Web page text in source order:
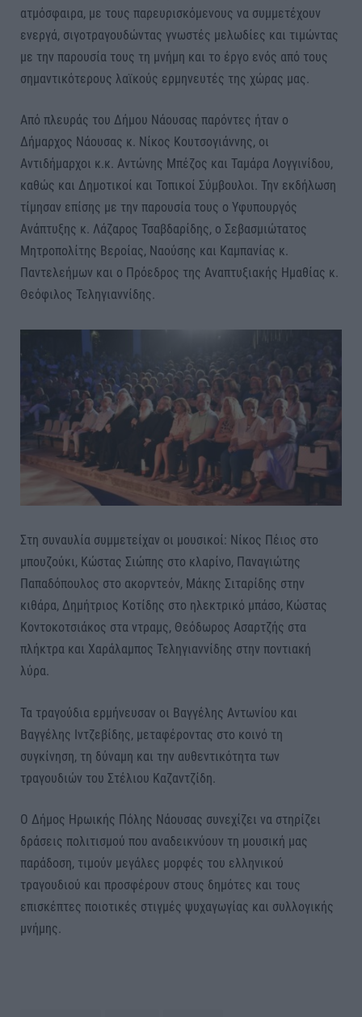
ατμόσφαιρα, με τους παρευρισκόμενους να συμμετέχουν
ενεργά, σιγοτραγουδώντας γνωστές μελωδίες και τιμώντας
με την παρουσία τους τη μνήμη και το έργο ενός από τους
σημαντικότερους λαϊκούς ερμηνευτές της χώρας μας.
Από πλευράς του Δήμου Νάουσας παρόντες ήταν ο
Δήμαρχος Νάουσας κ. Νίκος Κουτσογιάννης, οι
Αντιδήμαρχοι κ.κ. Αντώνης Μπέζος και Ταμάρα Λογγινίδου,
καθώς και Δημοτικοί και Τοπικοί Σύμβουλοι. Την εκδήλωση
τίμησαν επίσης με την παρουσία τους ο Υφυπουργός
Ανάπτυξης κ. Λάζαρος Τσαβδαρίδης, ο Σεβασμιώτατος
Μητροπολίτης Βεροίας, Ναούσης και Καμπανίας κ.
Παντελεήμων και ο Πρόεδρος της Αναπτυξιακής Ημαθίας κ.
Θεόφιλος Τεληγιαννίδης.
Στη συναυλία συμμετείχαν οι μουσικοί: Νίκος Πέιος στο
μπουζούκι, Κώστας Σιώπης στο κλαρίνο, Παναγιώτης
Παπαδόπουλος στο ακορντεόν, Μάκης Σιταρίδης στην
κιθάρα, Δημήτριος Κοτίδης στο ηλεκτρικό μπάσο, Κώστας
Κοντοκοτσιάκος στα ντραμς, Θεόδωρος Ασαρτζής στα
πλήκτρα και Χαράλαμπος Τεληγιαννίδης στην ποντιακή
λύρα.
Τα τραγούδια ερμήνευσαν οι Βαγγέλης Αντωνίου και
Βαγγέλης Ιντζεβίδης, μεταφέροντας στο κοινό τη
συγκίνηση, τη δύναμη και την αυθεντικότητα των
τραγουδιών του Στέλιου Καζαντζίδη.
Ο Δήμος Ηρωικής Πόλης Νάουσας συνεχίζει να στηρίζει
δράσεις πολιτισμού που αναδεικνύουν τη μουσική μας
παράδοση, τιμούν μεγάλες μορφές του ελληνικού
τραγουδιού και προσφέρουν στους δημότες και τους
επισκέπτες ποιοτικές στιγμές ψυχαγωγίας και συλλογικής
μνήμης.